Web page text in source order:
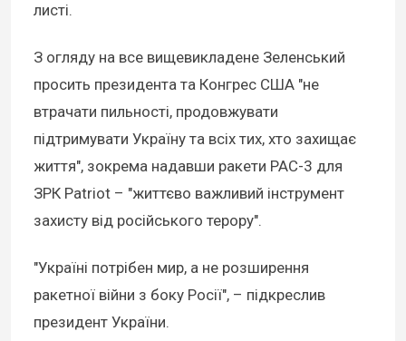
листі.
З огляду на все вищевикладене Зеленський
просить президента та Конгрес США "не
втрачати пильності, продовжувати
підтримувати Україну та всіх тих, хто захищає
життя", зокрема надавши ракети PAC-3 для
ЗРК Patriot – "життєво важливий інструмент
захисту від російського терору".
"Україні потрібен мир, а не розширення
ракетної війни з боку Росії", – підкреслив
президент України.